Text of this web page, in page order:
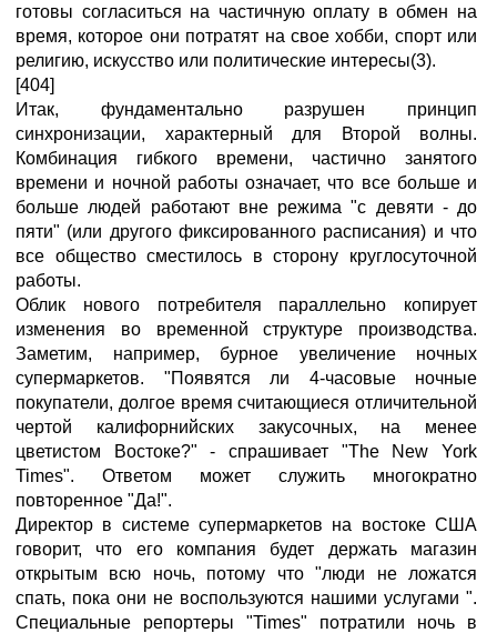
готовы согласиться на частичную оплату в обмен на
время, которое они потратят на свое хобби, спорт или
религию, искусство или политические интересы(3).
[404]
Итак, фундаментально разрушен принцип
синхронизации, характерный для Второй волны.
Комбинация гибкого времени, частично занятого
времени и ночной работы означает, что все больше и
больше людей работают вне режима "с девяти - до
пяти" (или другого фиксированного расписания) и что
все общество сместилось в сторону круглосуточной
работы.
Облик нового потребителя параллельно копирует
изменения во временной структуре производства.
Заметим, например, бурное увеличение ночных
супермаркетов. "Появятся ли 4-часовые ночные
покупатели, долгое время считающиеся отличительной
чертой калифорнийских закусочных, на менее
цветистом Востоке?" - спрашивает "The New York
Times". Ответом может служить многократно
повторенное "Да!".
Директор в системе супермаркетов на востоке США
говорит, что его компания будет держать магазин
открытым всю ночь, потому что "люди не ложатся
спать, пока они не воспользуются нашими услугами ".
Специальные репортеры "Times" потратили ночь в